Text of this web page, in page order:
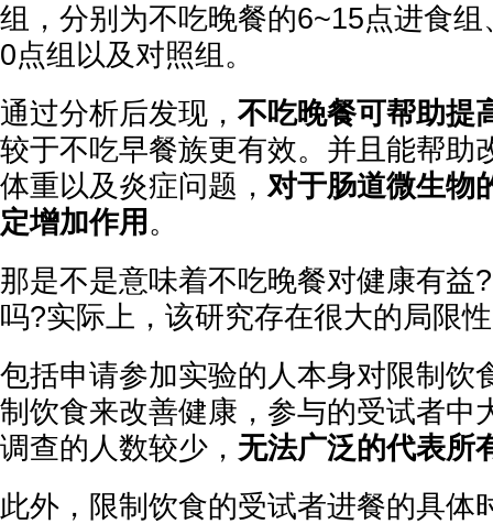
组，分别为不吃晚餐的6~15点进食
0点组以及对照组。
通过分析后发现， 不吃晚餐可帮助提
较于不吃早餐族更有效。并且能帮助
体重以及炎症问题， 对于肠道微生物
定增加作用 。
那是不是意味着不吃晚餐对健康有益
吗?实际上，该研究存在很大的局限
包括申请参加实验的人本身对限制饮
制饮食来改善健康，参与的受试者中
调查的人数较少， 无法广泛的代表所
此外，限制饮食的受试者进餐的具体